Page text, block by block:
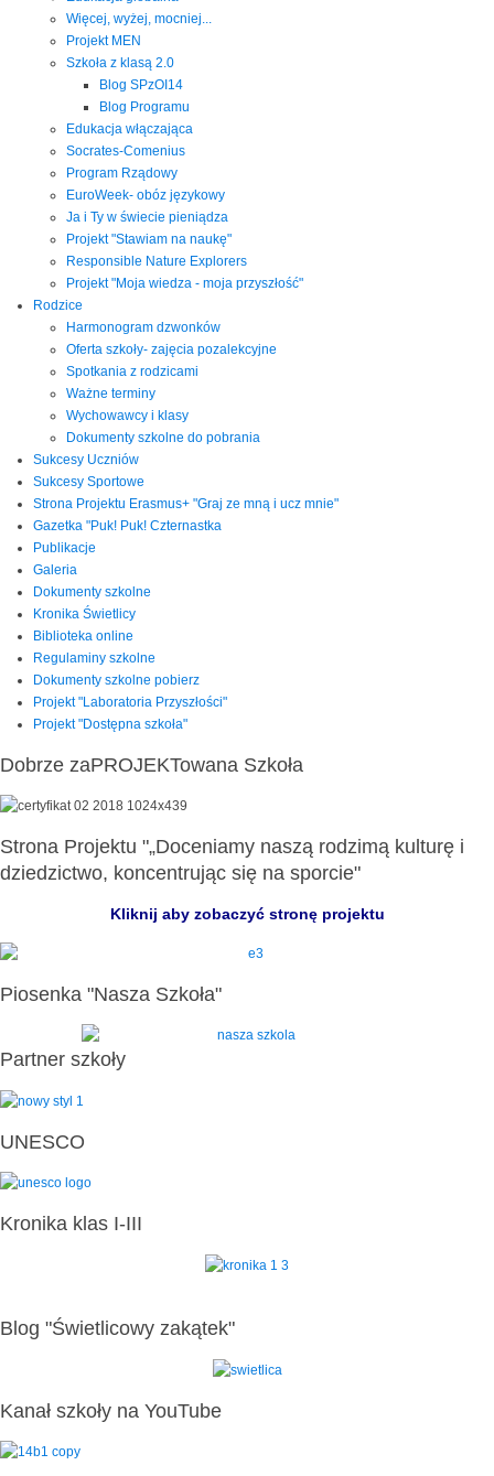
Więcej, wyżej, mocniej...
Projekt MEN
Szkoła z klasą 2.0
Blog SPzOI14
Blog Programu
Edukacja włączająca
Socrates-Comenius
Program Rządowy
EuroWeek- obóz językowy
Ja i Ty w świecie pieniądza
Projekt "Stawiam na naukę"
Responsible Nature Explorers
Projekt "Moja wiedza - moja przyszłość"
Rodzice
Harmonogram dzwonków
Oferta szkoły- zajęcia pozalekcyjne
Spotkania z rodzicami
Ważne terminy
Wychowawcy i klasy
Dokumenty szkolne do pobrania
Sukcesy Uczniów
Sukcesy Sportowe
Strona Projektu Erasmus+ "Graj ze mną i ucz mnie"
Gazetka "Puk! Puk! Czternastka
Publikacje
Galeria
Dokumenty szkolne
Kronika Świetlicy
Biblioteka online
Regulaminy szkolne
Dokumenty szkolne pobierz
Projekt "Laboratoria Przyszłości"
Projekt "Dostępna szkoła"
Dobrze zaPROJEKTowana Szkoła
Strona Projektu "„Doceniamy naszą rodzimą kulturę i
dziedzictwo, koncentrując się na sporcie"
Kliknij aby zobaczyć stronę projektu
Piosenka "Nasza Szkoła"
Partner szkoły
UNESCO
Kronika klas I-III
Blog "Świetlicowy zakątek"
Kanał szkoły na YouTube